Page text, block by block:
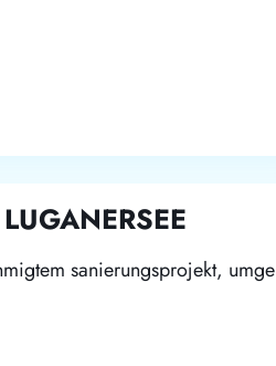
sanierungsprojekt, umge